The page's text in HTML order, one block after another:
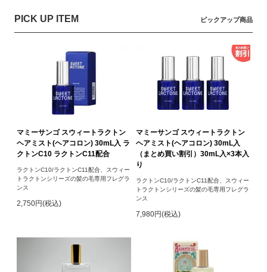
PICK UP ITEM ピックアップ商品
マミーサンゴ スウィートラクトン
ヘアミスト(ヘアコロン) 30mL入 ラ
クトンC10 ラクトンC11配合
ラクトンC10/ラクトンC11配合、スウィー
トラクトンシリーズの髪の毛専用フレグラ
ンス
2,750円(税込)
マミーサンゴ スウィートラクトン
ヘアミスト(ヘアコロン) 30mL入
（まとめ買い割引）30mL入×3本入
り
ラクトンC10/ラクトンC11配合、スウィー
トラクトンシリーズの髪の毛専用フレグラ
ンス
7,980円(税込)